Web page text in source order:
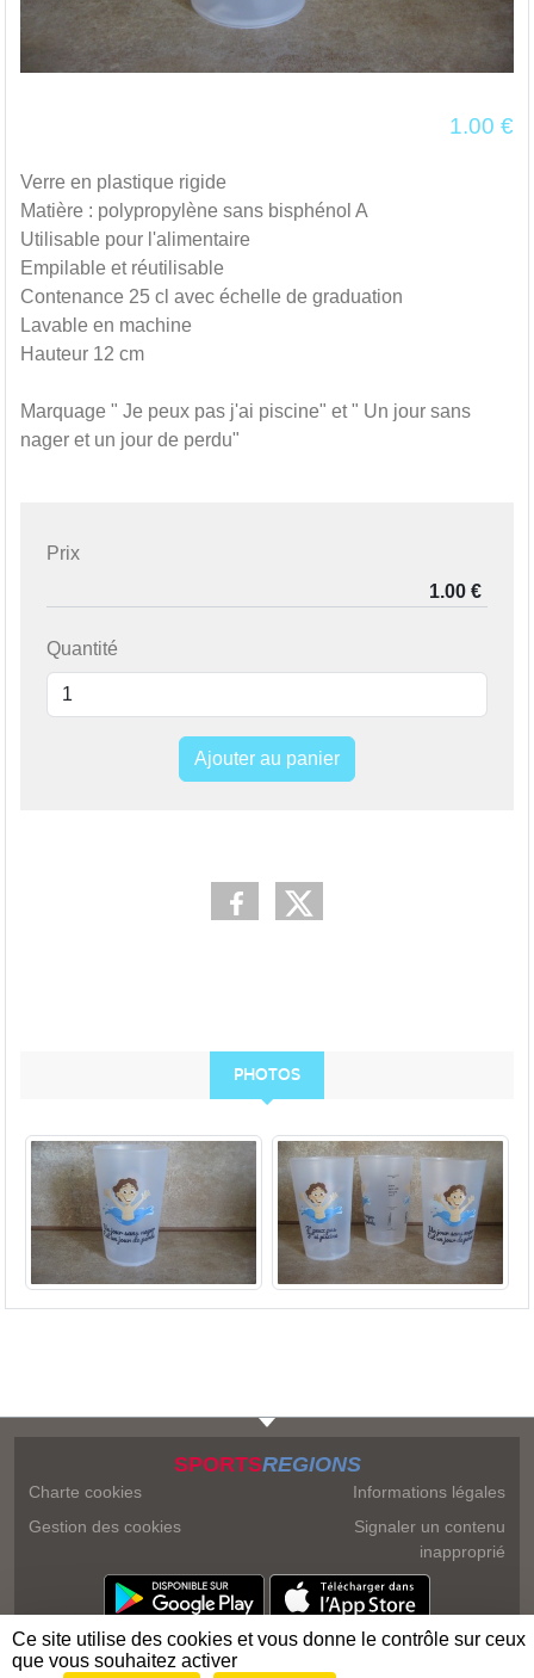
1.00 €
Verre en plastique rigide
Matière : polypropylène sans bisphénol A
Utilisable pour l'alimentaire
Empilable et réutilisable
Contenance 25 cl avec échelle de graduation
Lavable en machine
Hauteur 12 cm
Marquage " Je peux pas j'ai piscine" et " Un jour sans
nager et un jour de perdu"
Prix
Quantité
Ajouter au panier
PHOTOS
SPORTSREGIONS
Charte cookies
Gestion des cookies
Informations légales
Signaler un contenu
inapproprié
Ce site utilise des cookies et vous donne le contrôle sur ceux
que vous souhaitez activer